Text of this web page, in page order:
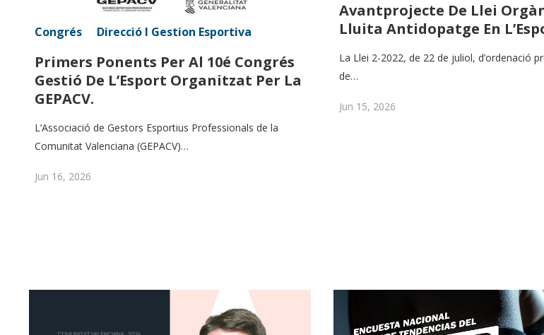
Congrés Direcció I Gestion Esportiva
Primers Ponents Per Al 10é Congrés
Gestió De L’Esport Organitzat Per La
GEPACV.
L’Associació de Gestors Esportius Professionals de la
Comunitat Valenciana (GEPACV)…
Jun 16, 2026
Avantprojecte De Llei
Lluita Antidopatge En
La Llei 2-2022, de 22 de juliol, d’ordenació
de…
Jun 15, 2026